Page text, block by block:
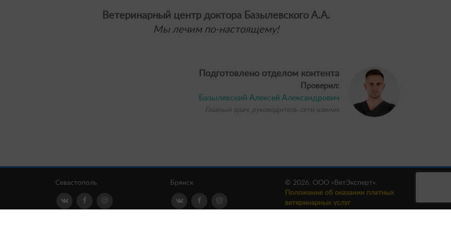
Ветеринарный центр доктора Базылевского А.А.
Мы лечим по-настоящему!
Подготовлено отделом контента
Проверил:
Базылевский Алексей Александрович
Главный врач, руководитель сети клиник
Севастополь Брянск
© 2026, ООО «ВетЭксперт».
Положение об оказании платных
ветеринарных услуг